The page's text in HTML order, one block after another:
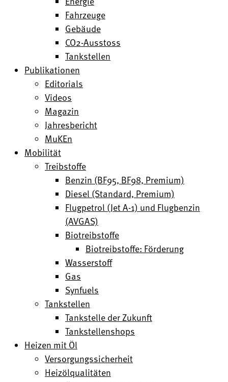
Fahrzeuge
Gebäude
CO2-Ausstoss
Tankstellen
Publikationen
Editorials
Videos
Magazin
Jahresbericht
MuKEn
Mobilität
Treibstoffe
Benzin (BF95, BF98, Premium)
Diesel (Standard, Premium)
Flugpetrol (Jet A-1) und Flugbenzin
(AVGAS)
Biotreibstoffe
Biotreibstoffe: Förderung
Wasserstoff
Gas
Synfuels
Tankstellen
Tankstelle der Zukunft
Tankstellenshops
Heizen mit Öl
Versorgungssicherheit
Heizölqualitäten